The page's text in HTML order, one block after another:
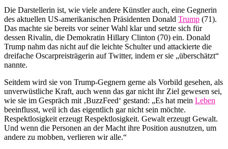
Die Darstellerin ist, wie viele andere Künstler auch, eine Gegnerin
des aktuellen US-amerikanischen Präsidenten Donald Trump (71).
Das machte sie bereits vor seiner Wahl klar und setzte sich für
dessen Rivalin, die Demokratin Hillary Clinton (70) ein. Donald
Trump nahm das nicht auf die leichte Schulter und attackierte die
dreifache Oscarpreisträgerin auf Twitter, indem er sie „überschätzt“
nannte.
Seitdem wird sie von Trump-Gegnern gerne als Vorbild gesehen, als
unverwüstliche Kraft, auch wenn das gar nicht ihr Ziel gewesen sei,
wie sie im Gespräch mit ‚BuzzFeed‘ gestand: „Es hat mein Leben
beeinflusst, weil ich das eigentlich gar nicht sein möchte.
Respektlosigkeit erzeugt Respektlosigkeit. Gewalt erzeugt Gewalt.
Und wenn die Personen an der Macht ihre Position ausnutzen, um
andere zu mobben, verlieren wir alle.“